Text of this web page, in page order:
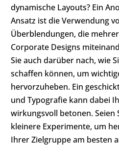
dynamische Layouts? Ein
Ansatz ist die Verwendung
Überblendungen, die
Corporate Designs
Sie auch darüber nach, wie
schaffen können, um
hervorzuheben. Ein
und Typografie kann dabei
wirkungsvoll betonen. Seien
kleinere Experimente, um
Ihrer Zielgruppe am besten